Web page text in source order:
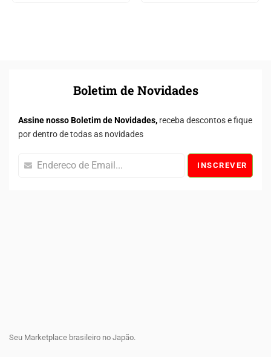
Boletim de Novidades
Assine nosso Boletim de Novidades, receba descontos e fique
por dentro de todas as novidades
INSCREVER
Seu Marketplace brasileiro no Japão.